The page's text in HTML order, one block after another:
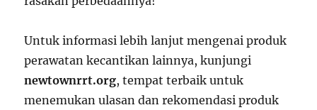
Untuk informasi lebih lanjut mengenai produk
perawatan kecantikan lainnya, kunjungi
newtownrrt.org, tempat terbaik untuk
menemukan ulasan dan rekomendasi produk